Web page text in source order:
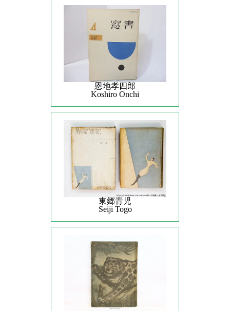
恩地孝四郎
Koshiro Onchi
東郷青児
Seiji Togo